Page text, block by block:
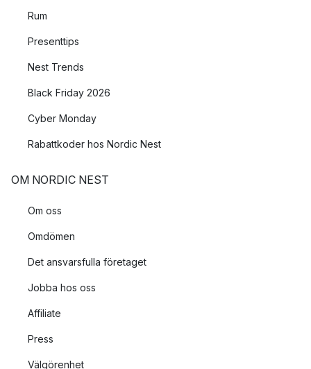
Rum
Presenttips
Nest Trends
Black Friday 2026
Cyber Monday
Rabattkoder hos Nordic Nest
OM NORDIC NEST
Om oss
Omdömen
Det ansvarsfulla företaget
Jobba hos oss
Affiliate
Press
Välgörenhet